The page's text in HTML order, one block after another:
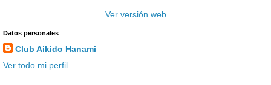
Ver versión web
Datos personales
Club Aikido Hanami
Ver todo mi perfil